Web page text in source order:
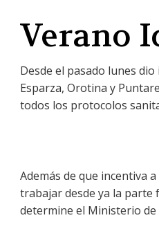
Verano
Desde el pasado lunes
Esparza, Orotina y
todos los protocolos
Además de que incentiva
trabajar desde ya la parte
determine el Ministerio de